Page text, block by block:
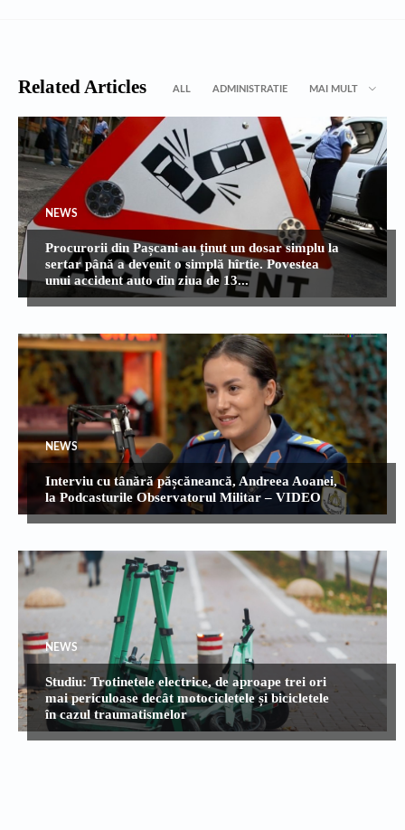
Related Articles ALL ADMINISTRATIE MAI MULT
NEWS
Procurorii din Pașcani au ținut un dosar simplu la
sertar până a devenit o simplă hîrtie. Povestea
unui accident auto din ziua de 13...
NEWS
Interviu cu tânără pășcăneancă, Andreea Aoanei,
la Podcasturile Observatorul Militar – VIDEO
NEWS
Studiu: Trotinetele electrice, de aproape trei ori
mai periculoase decât motocicletele și bicicletele
în cazul traumatismelor